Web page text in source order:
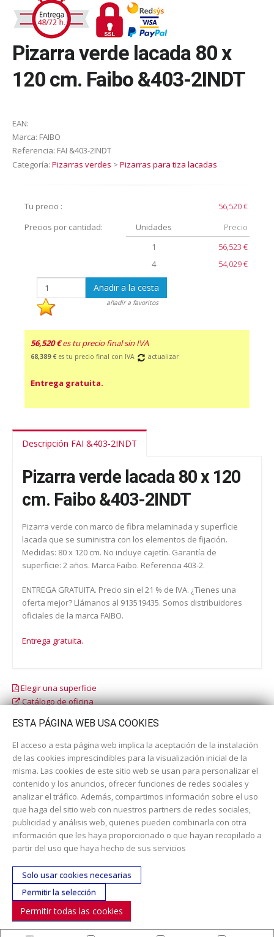
Pizarra verde lacada 80 x
120 cm. Faibo &403-2INDT
EAN:
Marca: FAIBO
Referencia: FAI &403-2INDT
Categoría: Pizarras verdes > Pizarras para tiza lacadas
Tu precio :
56,520 €
Precios por cantidad:
Unidades
Precio
1
56,523 €
4
54,029 €
Añadir a la cesta
añadir a favoritos
56,520 € es tu precio final sin IVA
68,389 € es tu precio final con IVA actualizar
Entrega gratuita.
Descripción FAI &403-2INDT
Pizarra verde lacada 80 x 120
cm. Faibo &403-2INDT
Pizarra verde con marco de fibra melaminada y superficie
lacada que se suministra con los elementos de fijación.
Medidas: 80 x 120 cm. No incluye cajetín. Garantía de
superficie: 2 años. Marca Faibo. Referencia 403-2.
ENTREGA GRATUITA. Precio sin el 21 % de IVA. ¿Tienes una
oferta mejor? Llámanos al 913519435. Somos distribuidores
oficiales de la marca FAIBO.
Entrega gratuita.
Elegir una superficie
Catálogo de oficina
Catálogo escolar
Dirección:c/ Cercedilla nº 14, 28925 Alcorcón
Email:contacta aquí
Teléfono:913519435
SÍGUENOS
ESTA PÁGINA WEB USA COOKIES
El acceso a esta página web implica la aceptación de la instalación
de las cookies imprescindibles para la visualización inicial de la
misma. Las cookies de este sitio web se usan para personalizar el
contenido y los anuncios, ofrecer funciones de redes sociales y
analizar el tráfico. Además, compartimos información sobre el uso
que haga del sitio web con nuestros partners de redes sociales,
publicidad y análisis web, quienes pueden combinarla con otra
información que les haya proporcionado o que hayan recopilado a
partir del uso que haya hecho de sus servicios
Solo usar cookies necesarias
Permitir la selección
Permitir todas las cookies